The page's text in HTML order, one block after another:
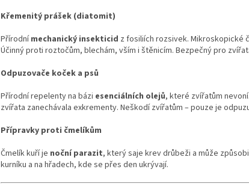
Křemenitý prášek (diatomit)
Přírodní mechanický insekticid z fosiliích rozsivek. Mikroskopické
Účinný proti roztočům, blechám, vším i štěnicím. Bezpečný pro
Odpuzovače koček a psů
Přírodní repelenty na bázi esenciálních olejů, které zvířatům
zvířata zanechávala exkrementy. Neškodí zvířatům – pouze je
Přípravky proti čmelíkům
Čmelík kuří je noční parazit, který saje krev drůbeži a může
kurníku a na hřadech, kde se přes den ukrývají.